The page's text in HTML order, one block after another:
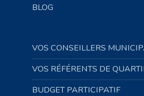
BLOG
VOS CONSEILLERS
VOS RÉFÉRENTS DE
BUDGET PARTICIPATIF